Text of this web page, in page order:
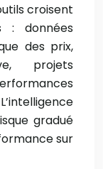
croisent
: données
des prix,
projets
gradué
sur